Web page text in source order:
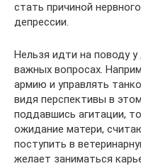
стать причиной
депрессии.
Нельзя идти на поводу у
важных вопросах.
армию и управлять
видя перспективы в
поддавшись агитации,
ожидание матери,
поступить в
желает заниматься